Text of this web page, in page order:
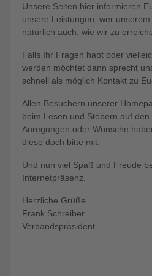
Unsere Seiten hier informieren
unsere Leistungen, wer
natürlich auch, wie wir zu
Falls Ihr Fragen habt oder
werden möchtet dann sprecht
schnell als möglich Kontakt zu
Allen Besuchern unserer
beim Lesen und Stöbern auf
Anregungen oder Wünsche
diese doch bitte mit.
Und nun viel Spaß und Freude
Internetpräsenz.
Herzliche Grüße
Frank Schreiber
Verbandspräsident